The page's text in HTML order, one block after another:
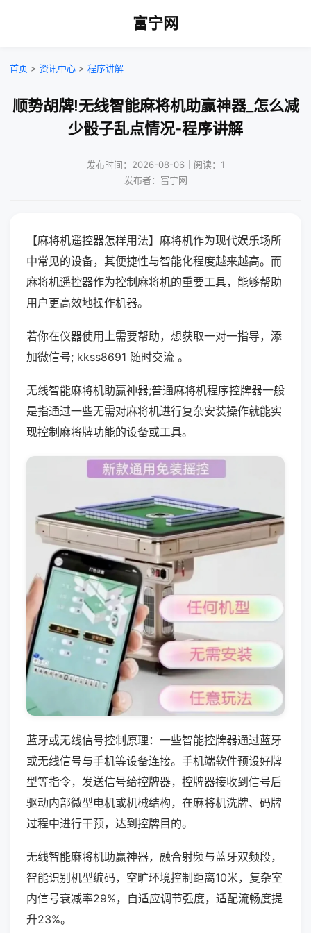
富宁网
首页 > 资讯中心 > 程序讲解
顺势胡牌!无线智能麻将机助赢神器_怎么减
少骰子乱点情况-程序讲解
发布时间：2026-08-06｜阅读：1
发布者：富宁网
【麻将机遥控器怎样用法】麻将机作为现代娱乐场所
中常见的设备，其便捷性与智能化程度越来越高。而
麻将机遥控器作为控制麻将机的重要工具，能够帮助
用户更高效地操作机器。
若你在仪器使用上需要帮助，想获取一对一指导，添
加微信号; kkss8691 随时交流 。
无线智能麻将机助赢神器;普通麻将机程序控牌器一般
是指通过一些无需对麻将机进行复杂安装操作就能实
现控制麻将牌功能的设备或工具。
蓝牙或无线信号控制原理：一些智能控牌器通过蓝牙
或无线信号与手机等设备连接。手机端软件预设好牌
型等指令，发送信号给控牌器，控牌器接收到信号后
驱动内部微型电机或机械结构，在麻将机洗牌、码牌
过程中进行干预，达到控牌目的。
无线智能麻将机助赢神器，融合射频与蓝牙双频段，
智能识别机型编码，空旷环境控制距离10米，复杂室
内信号衰减率29%，自适应调节强度，适配流畅度提
升23%。